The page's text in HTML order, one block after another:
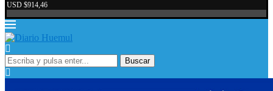
USD $914,46
Buscar